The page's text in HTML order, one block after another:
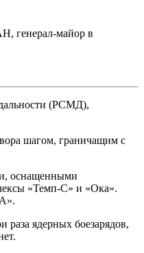
генерал-майор в
(РСМД),
шагом, граничащим с
оснащенными
«Темп-С» и «Ока».
ядерных боезарядов,